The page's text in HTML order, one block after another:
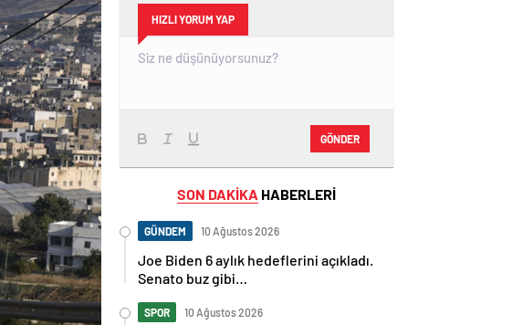
HIZLI YORUM YAP
GÖNDER
SON DAKİKA HABERLERİ
GÜNDEM 10 Ağustos 2026
Joe Biden 6 aylık hedeflerini açıkladı.
Senato buz gibi…
SPOR 10 Ağustos 2026